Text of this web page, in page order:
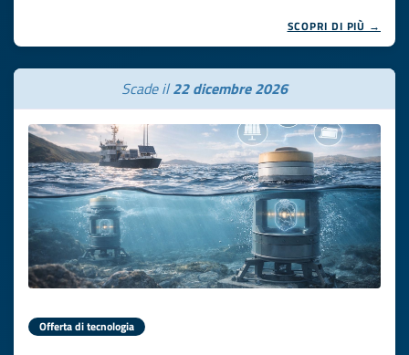
SCOPRI DI PIÙ →
Scade il22 dicembre 2026
Offerta di tecnologia